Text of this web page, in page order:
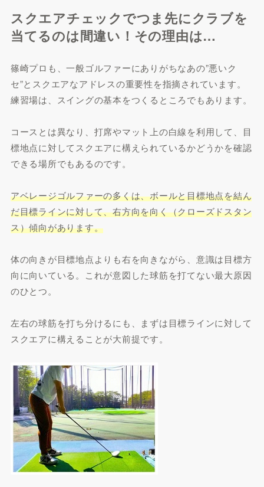
スクエアチェックでつま先にクラブを
当てるのは間違い！その理由は…
篠崎プロも、一般ゴルファーにありがちなあの”悪いク
セ”とスクエアなアドレスの重要性を指摘されています。
練習場は、スイングの基本をつくるところでもあります。
コースとは異なり、打席やマット上の白線を利用して、目
標地点に対してスクエアに構えられているかどうかを確認
できる場所でもあるのです。
アベレージゴルファーの多くは、ボールと目標地点を結ん
だ目標ラインに対して、右方向を向く（クローズドスタン
ス）傾向があります。
体の向きが目標地点よりも右を向きながら、意識は目標方
向に向いている。これが意図した球筋を打てない最大原因
のひとつ。
左右の球筋を打ち分けるにも、まずは目標ラインに対して
スクエアに構えることが大前提です。